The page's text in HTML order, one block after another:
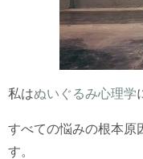
私はぬいぐるみ心理学
すべての悩みの根本原
す。